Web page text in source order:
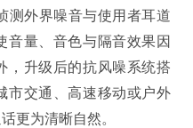
测外界噪音与使用者耳道
音量、音色与隔音效果因
，升级后的抗风噪系统搭
市交通、高速移动或户外
更为清晰自然。